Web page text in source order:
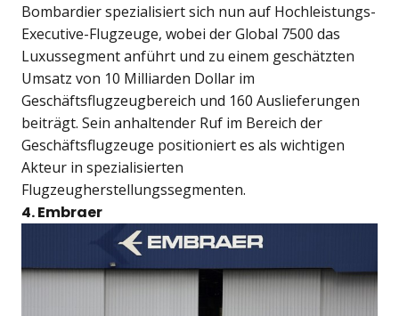
Bombardier spezialisiert sich nun auf Hochleistungs-
Executive-Flugzeuge, wobei der Global 7500 das
Luxussegment anführt und zu einem geschätzten
Umsatz von 10 Milliarden Dollar im
Geschäftsflugzeugbereich und 160 Auslieferungen
beiträgt. Sein anhaltender Ruf im Bereich der
Geschäftsflugzeuge positioniert es als wichtigen
Akteur in spezialisierten
Flugzeugherstellungssegmenten.
4. Embraer